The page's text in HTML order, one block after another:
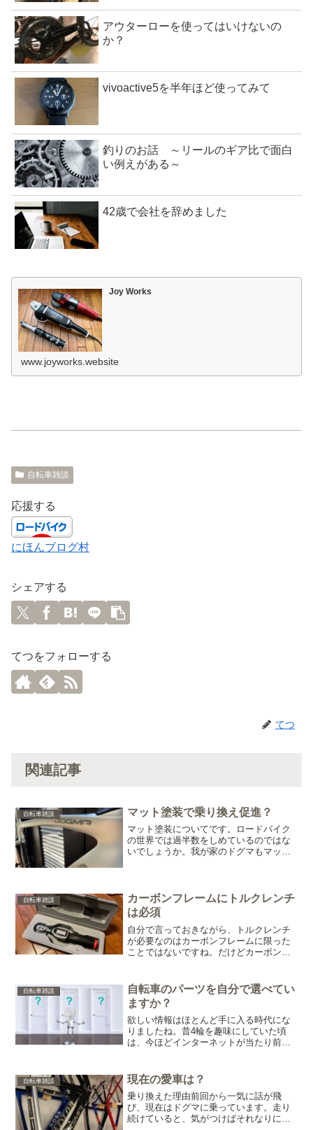
アウターローを使ってはいけないの
か？
vivoactive5を半年ほど使ってみて
釣りのお話 ～リールのギア比で面白
い例えがある～
42歳で会社を辞めました
Joy Works
www.joyworks.website
自転車雑談
応援する
にほんブログ村
シェアする
てつをフォローする
てつ
関連記事
自転車雑談 マット塗装で乗り換え促進？
マット塗装についてです。ロードバイク
の世界では過半数をしめているのではな
いでしょうか。我が家のドグマもマット
きやすいし、傷がついたら...
自転車雑談
カーボンフレームにトルクレンチ
は必須
自分で言っておきながら、トルクレンチ
が必要なのはカーボンフレームに限った
ことではないですね。だけどカーボンフ
化プラスチックです。折れる時は折れる
し、割れる時は割れます。...
自転車雑談
自転車のパーツを自分で選べてい
ますか？
欲しい情報はほとんど手に入る時代にな
りましたね。昔4輪を趣味にしていた頃
は、今ほどインターネットが当たり前で
聞いたり、本屋に行ったり、自分で考え
たり。何も知らない若者...
自転車雑談 現在の愛車は？
乗り換えた理由前回から一気に話が飛
び、現在はドグマに乗っています。走り
続けていると、気がつけばそれなりに走